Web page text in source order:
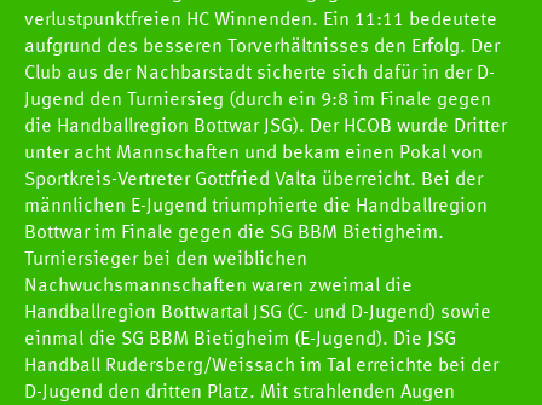
verlustpunktfreien HC Winnenden. Ein 11:11 bedeutete
aufgrund des besseren Torverhältnisses den Erfolg. Der
Club aus der Nachbarstadt sicherte sich dafür in der D-
Jugend den Turniersieg (durch ein 9:8 im Finale gegen
die Handballregion Bottwar JSG). Der HCOB wurde Dritter
unter acht Mannschaften und bekam einen Pokal von
Sportkreis-Vertreter Gottfried Valta überreicht. Bei der
männlichen E-Jugend triumphierte die Handballregion
Bottwar im Finale gegen die SG BBM Bietigheim.
Turniersieger bei den weiblichen
Nachwuchsmannschaften waren zweimal die
Handballregion Bottwartal JSG (C- und D-Jugend) sowie
einmal die SG BBM Bietigheim (E-Jugend). Die JSG
Handball Rudersberg/Weissach im Tal erreichte bei der
D-Jugend den dritten Platz. Mit strahlenden Augen